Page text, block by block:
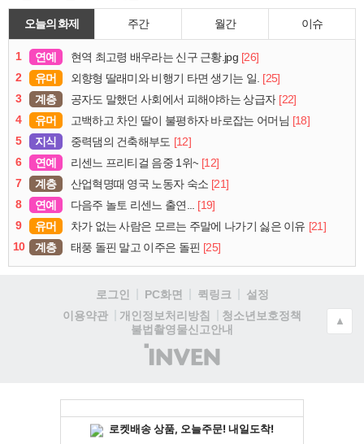
오늘의 화제 주간 월간 이슈
1 연예 현역 최고령 배우라는 신구 근황.jpg [26]
2
유머 외향형 딸래미와 비행기 타면 생기는 일. [25]
3
계층 공자도 말했던 사회에서 피해야하는 상급자 [22]
4
유머 고백하고 차인 딸이 불평하자 바로잡는 어머님 [18]
5
지식 중력댐의 건축해부도 [12]
6
연예 리센느 프리티걸 음중 1위~ [12]
7
계층 산업혁명때 영국 노동자 숙소 [21]
8
연예 다음주 놀토 리센느 출연... [19]
9
유머 차가 없는 사람은 모르는 주말에 나가기 싫은 이유 [21]
10
계층 태풍 돌핀 말고 이주은 돌핀 [25]
로그인 PC화면 퀵링크
설정
이용약관
개인정보처리방침
청소년보호정책
불법촬영물신고안내
(주)
인
▲